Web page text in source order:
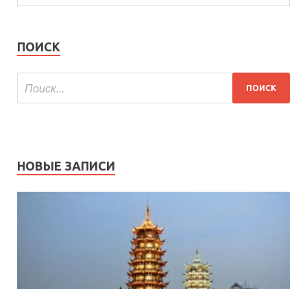
ПОИСК
НОВЫЕ ЗАПИСИ